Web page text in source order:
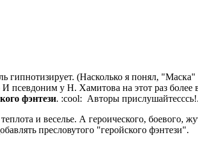
(Насколько я понял,
И псевдоним у Н. Хамитова на этот раз
фэнтези. :cool: Авторы
и веселье. А героического, боевого,
пресловутого "геройского фэнтези".